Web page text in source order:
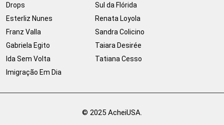
Drops
Esterliz Nunes
Franz Valla
Gabriela Egito
Ida Sem Volta
Imigração Em Dia
Sul da Flórida
Renata Loyola
Sandra Colicino
Taiara Desirée
Tatiana Cesso
© 2025 AcheiUSA.